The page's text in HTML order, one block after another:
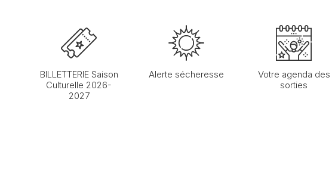
BILLETTERIE Saison
Culturelle 2026-
2027
Alerte sécheresse
Votre agenda des
sorties